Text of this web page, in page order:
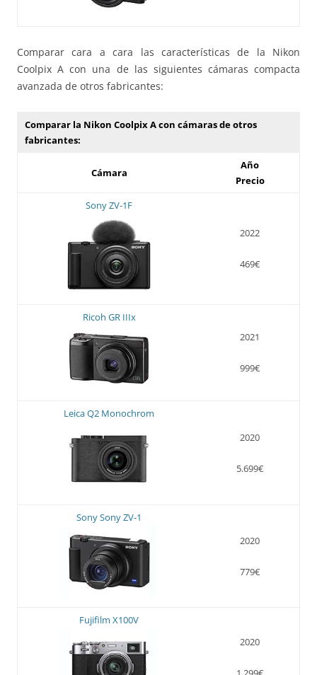
Comparar cara a cara las características de la Nikon
Coolpix A con una de las siguientes cámaras compacta
avanzada de otros fabricantes:
Comparar la Nikon Coolpix A con cámaras de otros
fabricantes:
Cámara
Año
Precio
Sony ZV-1F
2022
469€
Ricoh GR IIIx
2021
999€
Leica Q2 Monochrom
2020
5.699€
Sony Sony ZV-1
2020
779€
Fujifilm X100V
2020